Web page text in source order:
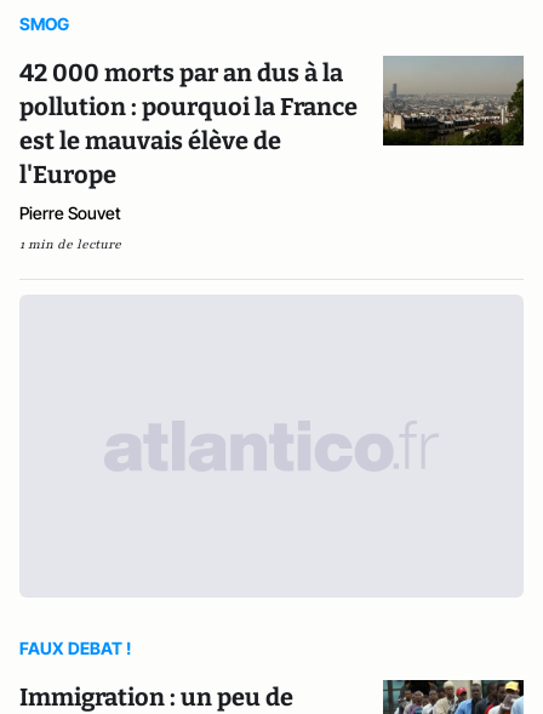
SMOG
42 000 morts par an dus à la
pollution : pourquoi la France
est le mauvais élève de
l'Europe
Pierre Souvet
1 min de lecture
FAUX DEBAT !
Immigration : un peu de